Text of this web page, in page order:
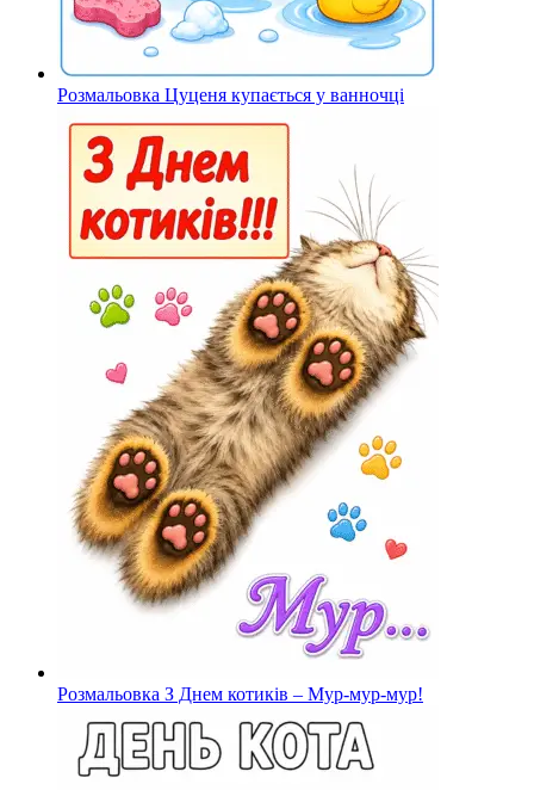
Розмальовка Цуценя купається у ванночці
Розмальовка З Днем котиків – Мур-мур-мур!